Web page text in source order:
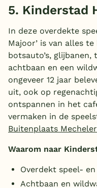
5. Kinderstad
In deze overdekte
Majoor’ is van alles
botsauto’s,
achtbaan en een
ongeveer 12 jaar
uit, ook op
ontspannen in het
vermaken in de
Buitenplaats
Waarom naar
Overdekt speel-
Achtbaan en